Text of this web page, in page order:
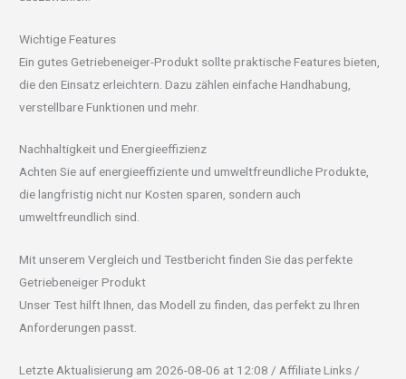
Wichtige Features
Ein gutes Getriebeneiger-Produkt sollte praktische Features bieten,
die den Einsatz erleichtern. Dazu zählen einfache Handhabung,
verstellbare Funktionen und mehr.
Nachhaltigkeit und Energieeffizienz
Achten Sie auf energieeffiziente und umweltfreundliche Produkte,
die langfristig nicht nur Kosten sparen, sondern auch
umweltfreundlich sind.
Mit unserem Vergleich und Testbericht finden Sie das perfekte
Getriebeneiger Produkt
Unser Test hilft Ihnen, das Modell zu finden, das perfekt zu Ihren
Anforderungen passt.
Letzte Aktualisierung am 2026-08-06 at 12:08 / Affiliate Links /